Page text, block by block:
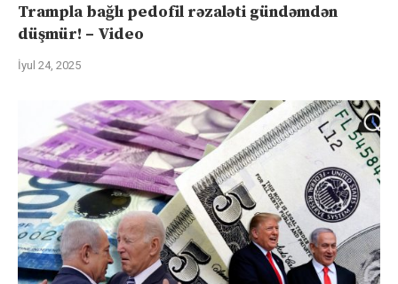
Trampla bağlı pedofil rəzaləti gündəmdən
düşmür! – Video
İyul 24, 2025